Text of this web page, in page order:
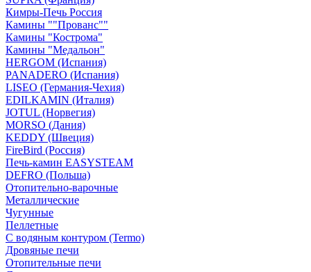
Кимры-Печь Россия
Камины ""Прованс""
Камины "Кострома"
Камины "Медальон"
HERGOM (Испания)
PANADERO (Испания)
LISEO (Германия-Чехия)
EDILKAMIN (Италия)
JOTUL (Норвегия)
MORSO (Дания)
KEDDY (Швеция)
FireBird (Россия)
Печь-камин EASYSTEAM
DEFRO (Польша)
Отопительно-варочные
Металлические
Чугунные
Пеллетные
С водяным контуром (Termo)
Дровяные печи
Отопительные печи